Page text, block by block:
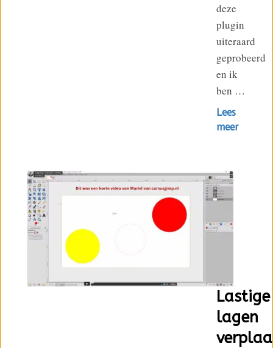
deze
plugin
uiteraard
geprobeerd
en ik
ben …
Lees
meer
Lastige
lagen